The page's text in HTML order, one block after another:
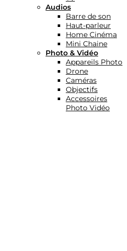
Audios
Barre de son
Haut-parleur
Home Cinéma
Mini Chaine
Photo & Vidéo
Appareils Photo
Drone
Caméras
Objectifs
Accessoires
Photo Vidéo